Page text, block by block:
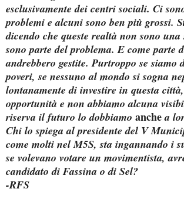
esclusivamente dei centri sociali. Ci
problemi e alcuni sono ben più grossi.
dicendo che queste realtà non sono
sono parte del problema. E come parte
andrebbero gestite. Purtroppo se siamo
poveri, se nessuno al mondo si sogna
lontanamente di investire in questa
opportunità e non abbiamo alcuna
riserva il futuro lo dobbiamo anchea
Chi lo spiega al presidente del V
come molti nel M5S, sta ingannando i
se volevano votare un movimentista,
candidato di Fassina o di Sel?
-RFS